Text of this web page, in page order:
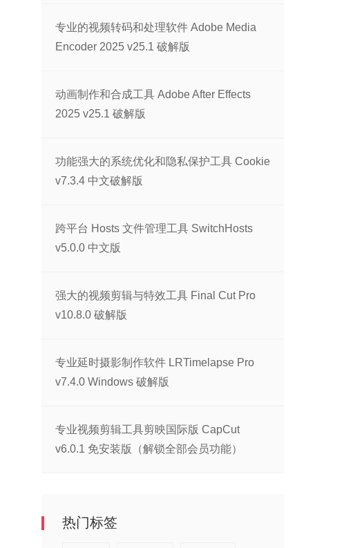
专业的视频转码和处理软件 Adobe Media
Encoder 2025 v25.1 破解版
动画制作和合成工具 Adobe After Effects
2025 v25.1 破解版
功能强大的系统优化和隐私保护工具 Cookie
v7.3.4 中文破解版
跨平台 Hosts 文件管理工具 SwitchHosts
v5.0.0 中文版
强大的视频剪辑与特效工具 Final Cut Pro
v10.8.0 破解版
专业延时摄影制作软件 LRTimelapse Pro
v7.4.0 Windows 破解版
专业视频剪辑工具剪映国际版 CapCut
v6.0.1 免安装版（解锁全部会员功能）
热门标签